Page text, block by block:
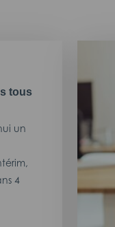
tous
un
4